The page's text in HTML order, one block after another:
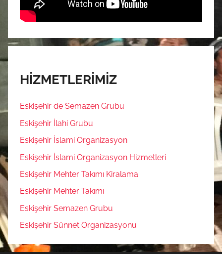
HİZMETLERİMİZ
Eskişehir de Semazen Grubu
Eskişehir İlahi Grubu
Eskişehir İslami Organizasyon
Eskişehir İslami Organizasyon Hizmetleri
Eskişehir Mehter Takımı Kiralama
Eskişehir Mehter Takımı
Eskişehir Semazen Grubu
Eskişehir Sünnet Organizasyonu